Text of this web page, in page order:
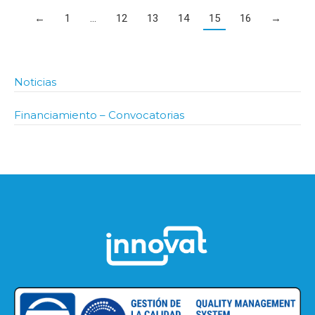
← 1 … 12 13 14 15 16 →
Noticias
Financiamiento – Convocatorias